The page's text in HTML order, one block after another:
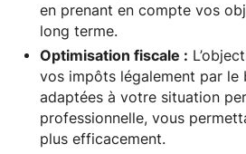
en prenant en compte vos
long terme.
Optimisation fiscale :
vos impôts légalement par le
adaptées à votre situation
professionnelle, vous
plus efficacement.